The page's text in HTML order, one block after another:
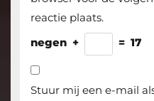
reactie plaats.
negen + = 17
Stuur mij een e-mail